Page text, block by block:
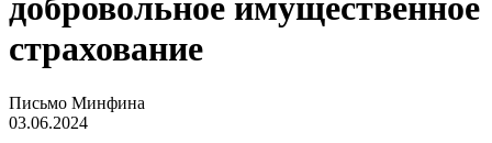
добровольное имущественное
страхование
Письмо Минфина
03.06.2024